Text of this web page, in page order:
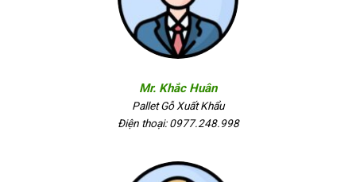
Mr. Khắc Huân
Pallet Gỗ Xuất Khẩu
Điện thoại: 0977.248.998